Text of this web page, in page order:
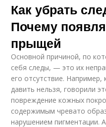
Как убрать
Почему
прыщей
Основной причиной, по
себя следы, — это их
его отсутствие.
давить нельзя, говорили
повреждение кожных
содержимым чревато
нарушением пигментации.